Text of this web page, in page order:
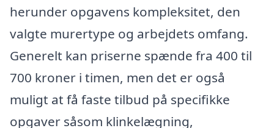
herunder opgavens kompleksitet, den
valgte murertype og arbejdets omfang.
Generelt kan priserne spænde fra 400 til
700 kroner i timen, men det er også
muligt at få faste tilbud på specifikke
opgaver såsom klinkelægning,